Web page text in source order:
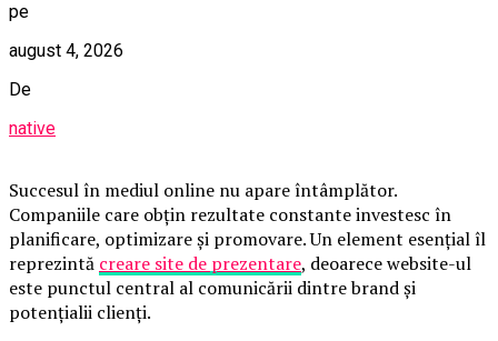
pe
august 4, 2026
De
native
Succesul în mediul online nu apare întâmplător.
Companiile care obțin rezultate constante investesc în
planificare, optimizare și promovare. Un element esențial îl
reprezintă creare site de prezentare, deoarece website-ul
este punctul central al comunicării dintre brand și
potențialii clienți.